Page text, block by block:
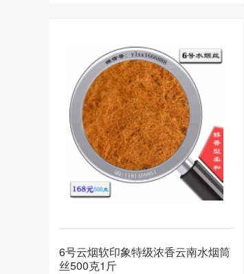
6号云烟软印象特级浓香云南水烟筒
丝500克1斤